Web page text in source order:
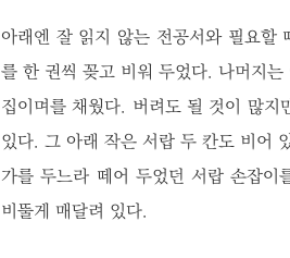
아래엔 잘 읽지 않는 전공서와 필요할
를 한 권씩 꽂고 비워 두었다. 나머지
집이며를 채웠다. 버려도 될 것이 많
있다. 그 아래 작은 서랍 두 칸도 비어
가를 두느라 떼어 두었던 서랍 손잡
비뚤게 매달려 있다.